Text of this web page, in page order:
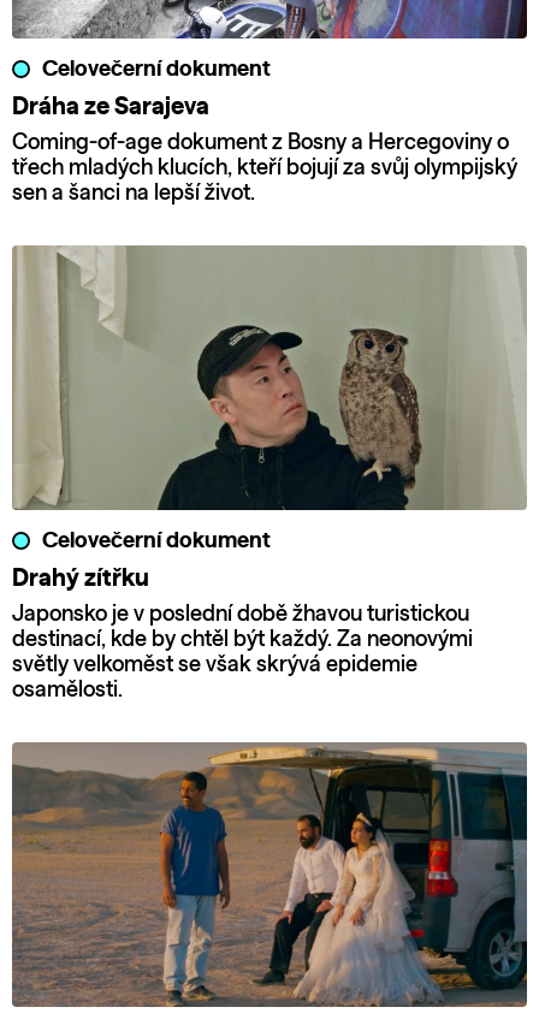
Celovečerní dokument
Dráha ze Sarajeva
Coming-of-age dokument z Bosny a Hercegoviny o
třech mladých klucích, kteří bojují za svůj olympijský
sen a šanci na lepší život.
Celovečerní dokument
Drahý zítřku
Japonsko je v poslední době žhavou turistickou
destinací, kde by chtěl být každý. Za neonovými
světly velkoměst se však skrývá epidemie
osamělosti.